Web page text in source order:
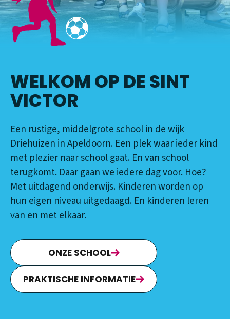
WELKOM OP DE SINT
VICTOR
Een rustige, middelgrote school in de wijk
Driehuizen in Apeldoorn. Een plek waar ieder kind
met plezier naar school gaat. En van school
terugkomt. Daar gaan we iedere dag voor. Hoe?
Met uitdagend onderwijs. Kinderen worden op
hun eigen niveau uitgedaagd. En kinderen leren
van en met elkaar.
ONZE SCHOOL
PRAKTISCHE INFORMATIE